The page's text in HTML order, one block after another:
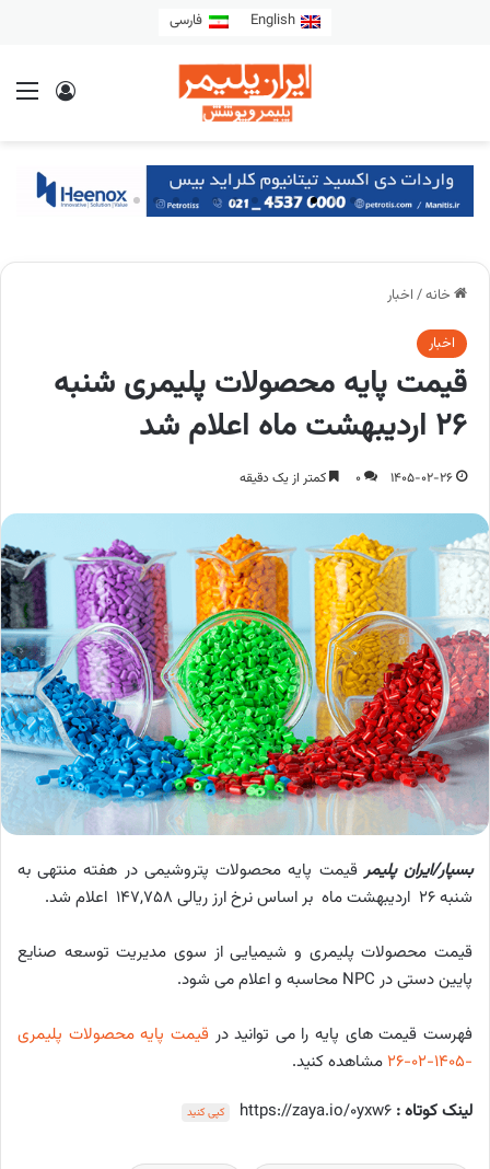
English فارسی
خانه/ اخبار
اخبار
قیمت پایه محصولات پلیمری شنبه
26 اردیبهشت ماه اعلام شد
1405-02-26
0 کمتر از یک دقیقه
بسپار/ایران پلیمر قیمت پایه محصولات پتروشیمی در هفته منتهی به
شنبه 26 اردیبهشت ماه بر اساس نرخ ارز ریالی 147,758 اعلام شد.
قیمت محصولات پلیمری و شیمیایی از سوی مدیریت توسعه صنایع
پایین دستی در NPC محاسبه و اعلام می شود.
فهرست قیمت های پایه را می توانید در قیمت پایه محصولات پلیمری
-1405-02-26
مشاهده کنید.
لینک کوتاه : https://zaya.io/0yxw6 کپی کنید